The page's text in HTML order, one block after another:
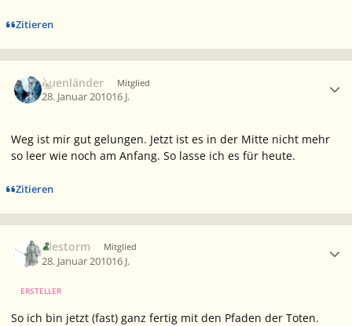
Zitieren
Auenländer Mitglied
28. Januar 201016 J.
Weg ist mir gut gelungen. Jetzt ist es in der Mitte nicht mehr
so leer wie noch am Anfang. So lasse ich es für heute.
Zitieren
Alestorm Mitglied
28. Januar 201016 J.
ERSTELLER
So ich bin jetzt (fast) ganz fertig mit den Pfaden der Toten.